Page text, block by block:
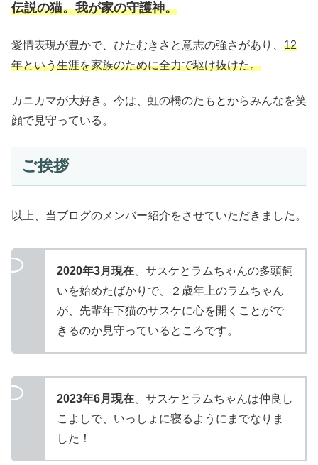
伝説の猫。我が家の守護神。
愛情表現が豊かで、ひたむきさと意志の強さがあり、 12
年という生涯を家族のために全力で駆け抜けた。
カニカマが大好き。今は、虹の橋のたもとからみんなを笑
顔で見守っている。
ご挨拶
以上、当ブログのメンバー紹介をさせていただきました。
2020年3月現在 、サスケとラムちゃんの多頭飼
いを始めたばかりで、２歳年上のラムちゃん
が、先輩年下猫のサスケに心を開くことがで
きるのか見守っているところです。
2023年6月現在 、サスケとラムちゃんは仲良し
こよしで、いっしょに寝るようにまでなりま
した！